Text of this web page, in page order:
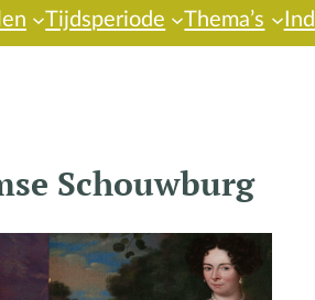
Tijdsperiode Thema’s
Schouwburg